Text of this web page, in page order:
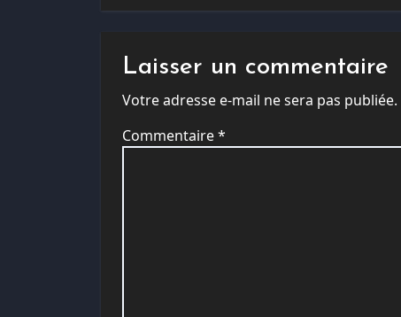
Laisser un commentaire
Votre adresse e-mail ne sera pas publiée.
Commentaire*